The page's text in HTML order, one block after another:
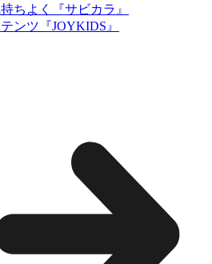
ちよく『サビカラ』
ンツ『JOYKIDS』